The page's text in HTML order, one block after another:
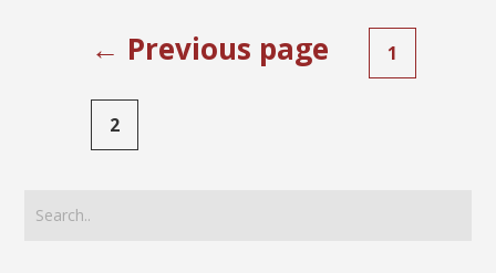
← Previous page 1
2